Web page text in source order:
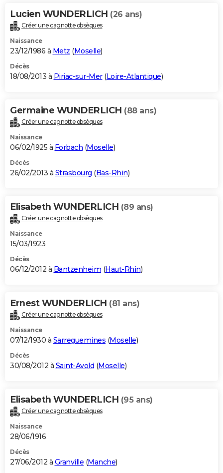
Lucien WUNDERLICH (26 ans)
Créer une cagnotte obsèques
Naissance
23/12/1986 à Metz (Moselle)
Décès
18/08/2013 à Piriac-sur-Mer(Loire-Atlantique)
Germaine WUNDERLICH (88 ans)
Créer une cagnotte obsèques
Naissance
06/02/1925 à Forbach (Moselle)
Décès
26/02/2013 à Strasbourg (Bas-Rhin)
Elisabeth WUNDERLICH (89 ans)
Créer une cagnotte obsèques
Naissance
15/03/1923
Décès
06/12/2012 à Bantzenheim (Haut-Rhin)
Ernest WUNDERLICH (81 ans)
Créer une cagnotte obsèques
Naissance
07/12/1930 à Sarreguemines (Moselle)
Décès
30/08/2012 à Saint-Avold (Moselle)
Elisabeth WUNDERLICH (95 ans)
Créer une cagnotte obsèques
Naissance
28/06/1916
Décès
27/06/2012 à Granville (Manche)